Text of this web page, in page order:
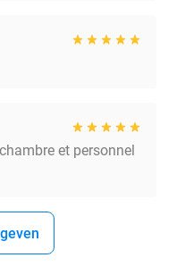
et personnel